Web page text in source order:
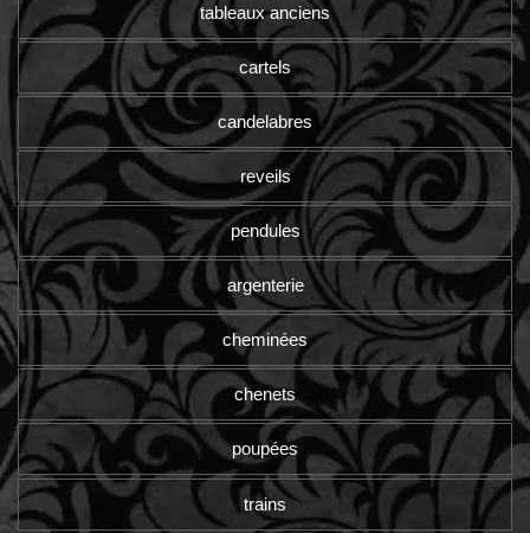
tableaux anciens
cartels
candelabres
reveils
pendules
argenterie
cheminées
chenets
poupées
trains